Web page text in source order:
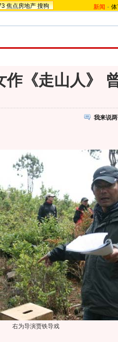
焦点房地产 搜狗 新闻 -
作《走山人》
我来说
右为导演贾铁导戏